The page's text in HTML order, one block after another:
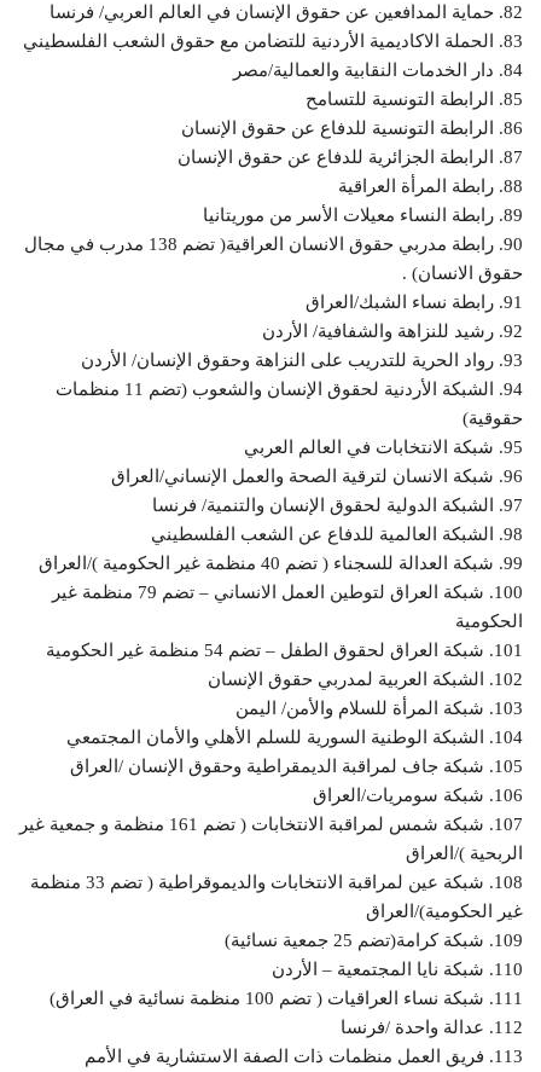
82. حماية المدافعين عن حقوق الإنسان في العالم العربي/ فرنسا
83. الحملة الاكاديمية الأردنية للتضامن مع حقوق الشعب الفلسطيني
84. دار الخدمات النقابية والعمالية/مصر
85. الرابطة التونسية للتسامح
86. الرابطة التونسية للدفاع عن حقوق الإنسان
87. الرابطة الجزائرية للدفاع عن حقوق الإنسان
88. رابطة المرأة العراقية
89. رابطة النساء معيلات الأسر من موريتانيا
90. رابطة مدربي حقوق الانسان العراقية( تضم 138 مدرب في مجال
حقوق الانسان) .
91. رابطة نساء الشبك/العراق
92. رشيد للنزاهة والشفافية/ الأردن
93. رواد الحرية للتدريب على النزاهة وحقوق الإنسان/ الأردن
94. الشبكة الأردنية لحقوق الإنسان والشعوب (تضم 11 منظمات
حقوقية)
95. شبكة الانتخابات في العالم العربي
96. شبكة الانسان لترقية الصحة والعمل الإنساني/العراق
97. الشبكة الدولية لحقوق الإنسان والتنمية/ فرنسا
98. الشبكة العالمية للدفاع عن الشعب الفلسطيني
99. شبكة العدالة للسجناء ( تضم 40 منظمة غير الحكومية )/العراق
100. شبكة العراق لتوطين العمل الانساني – تضم 79 منظمة غير
الحكومية
101. شبكة العراق لحقوق الطفل – تضم 54 منظمة غير الحكومية
102. الشبكة العربية لمدربي حقوق الإنسان
103. شبكة المرأة للسلام والأمن/ اليمن
104. الشبكة الوطنية السورية للسلم الأهلي والأمان المجتمعي
105. شبكة جاف لمراقبة الديمقراطية وحقوق الإنسان /العراق
106. شبكة سومريات/العراق
107. شبكة شمس لمراقبة الانتخابات ( تضم 161 منظمة و جمعية غير
الربحية )/العراق
108. شبكة عين لمراقبة الانتخابات والديموقراطية ( تضم 33 منظمة
غير الحكومية)/العراق
109. شبكة كرامة(تضم 25 جمعية نسائية)
110. شبكة نايا المجتمعية – الأردن
111. شبكة نساء العراقيات ( تضم 100 منظمة نسائية في العراق)
112. عدالة واحدة /فرنسا
113. فريق العمل منظمات ذات الصفة الاستشارية في الأمم